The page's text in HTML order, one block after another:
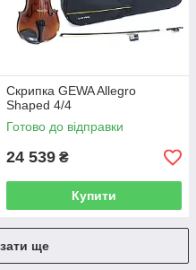
Скрипка GEWA Allegro
Shaped 4/4
Готово до відправки
24 539 ₴
Купити
ще